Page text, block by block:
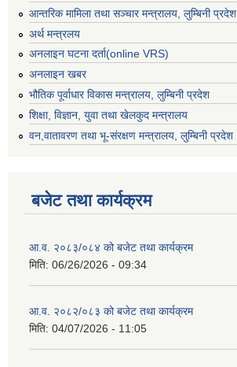
आन्तरिक मामिला तथा सञ्चार मन्त्रालय, लुम्बिनी प्रदेश
अर्थ मन्त्रलय
अनलाइन घटना दर्ता(online VRS)
अनलाइन खबर
भौतिक पूर्वाधार विकास मन्त्रालय, लुम्बिनी प्रदेश
शिक्षा, विज्ञान, युवा तथा खेलकुद मन्‍‍त्रालय
वन,वातावरण तथा भू-संरक्षण मन्त्रालय, लुम्बिनी प्रदेश
बजेट तथा कार्यक्रम
आ.व. २०८३/०८४ को बजेट तथा कार्यक्रम
मिति: 06/26/2026 - 09:34
आ.व. २०८२/०८३ को बजेट तथा कार्यक्रम
मिति: 04/07/2026 - 11:05